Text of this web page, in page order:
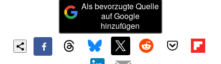
Als bevorzugte Quelle
auf Google
hinzufügen